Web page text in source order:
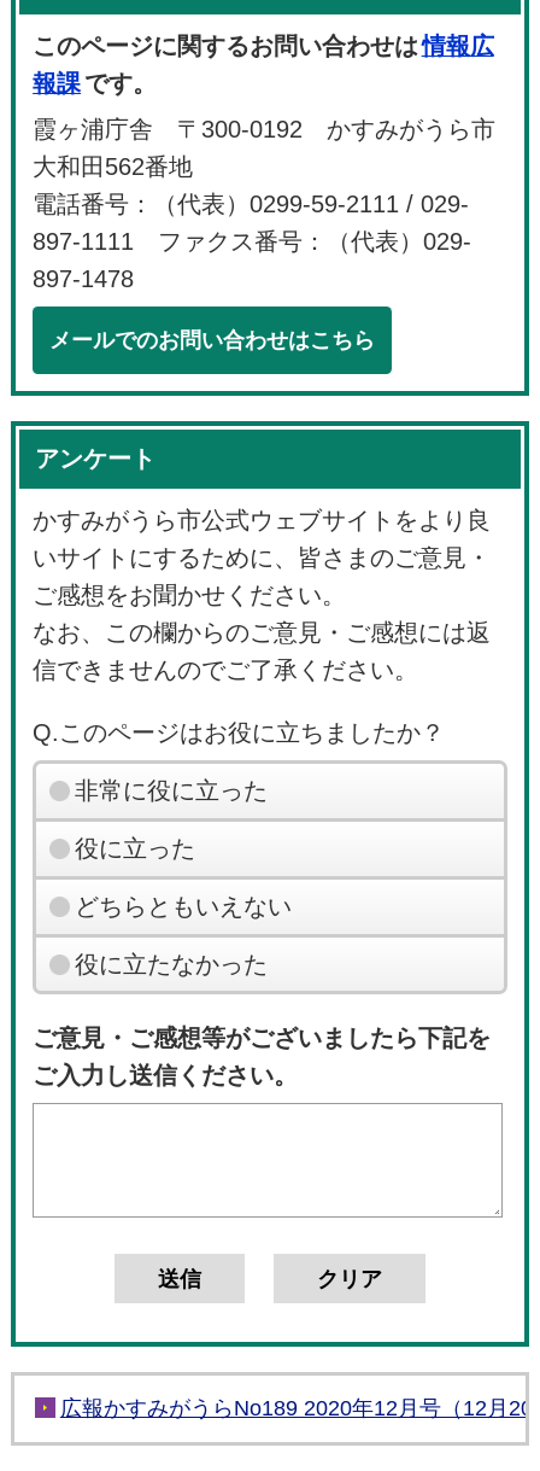
このページに関するお問い合わせは情報広
報課です。
霞ヶ浦庁舎 〒300-0192 かすみがうら市
大和田562番地
電話番号：（代表）0299-59-2111 / 029-
897-1111 ファクス番号：（代表）029-
897-1478
メールでのお問い合わせはこちら
アンケート
かすみがうら市公式ウェブサイトをより良
いサイトにするために、皆さまのご意見・
ご感想をお聞かせください。
なお、この欄からのご意見・ご感想には返
信できませんのでご了承ください。
Q.このページはお役に立ちましたか？
非常に役に立った
役に立った
どちらともいえない
役に立たなかった
ご意見・ご感想等がございましたら下記を
ご入力し送信ください。
広報かすみがうらNo189 2020年12月号（12月20